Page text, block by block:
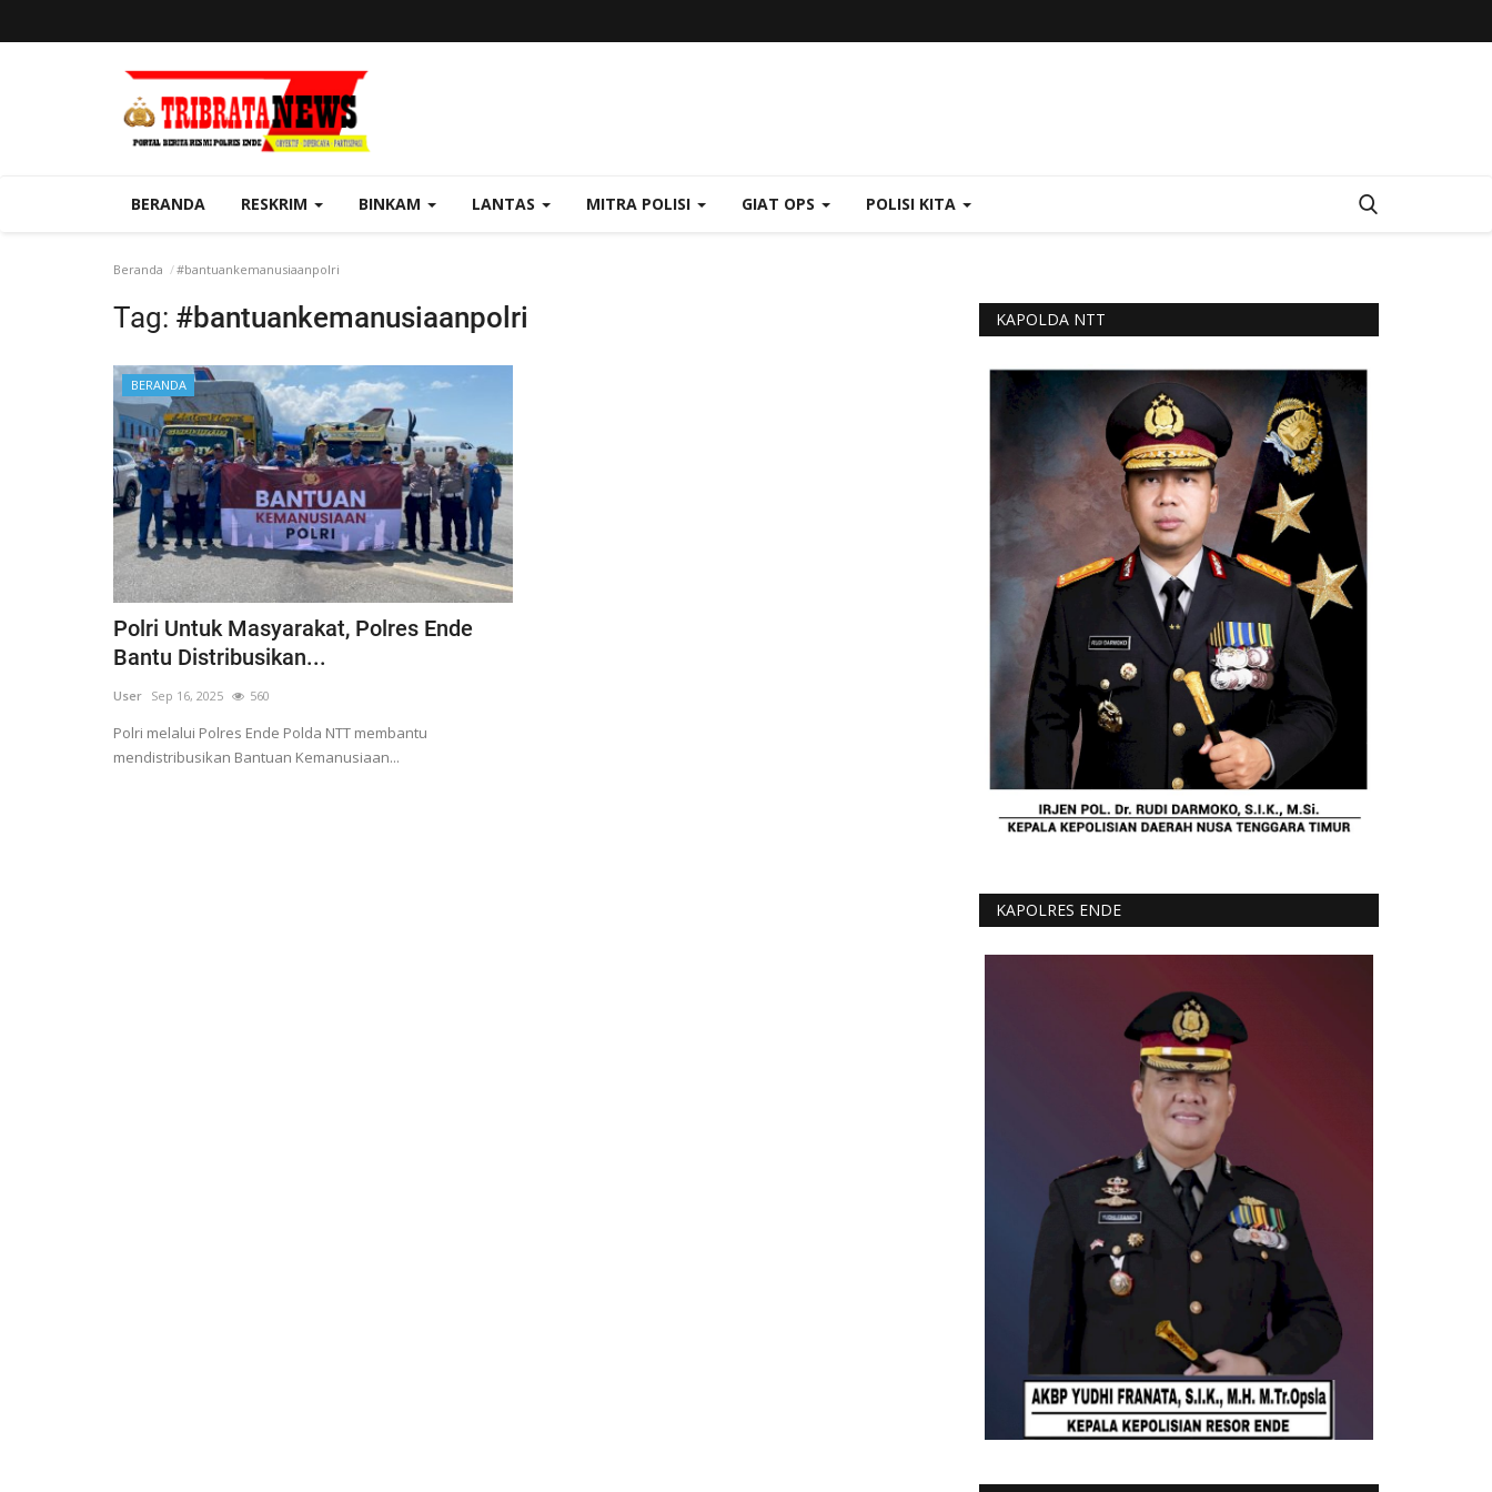
BERANDA RESKRIM BINKAM LANTAS MITRA POLISI GIAT OPS POLISI KITA
Beranda #bantuankemanusiaanpolri
Tag: #bantuankemanusiaanpolri
BERANDA
Polri Untuk Masyarakat, Polres Ende
Bantu Distribusikan...
User Sep 16, 2025 560
Polri melalui Polres Ende Polda NTT membantu
mendistribusikan Bantuan Kemanusiaan...
KAPOLDA NTT
KAPOLRES ENDE